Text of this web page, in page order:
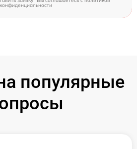
конфиденциальности
популярные